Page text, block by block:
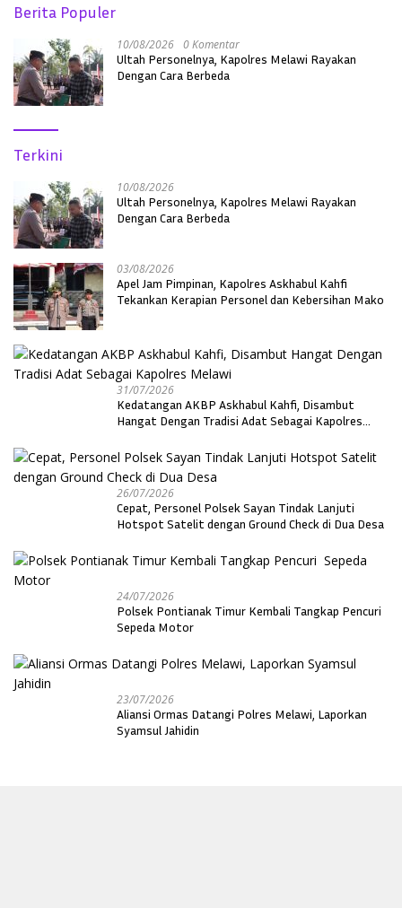
Berita Populer
10/08/2026 0 Komentar
Ultah Personelnya, Kapolres Melawi Rayakan
Dengan Cara Berbeda
Terkini
10/08/2026
Ultah Personelnya, Kapolres Melawi Rayakan
Dengan Cara Berbeda
03/08/2026
Apel Jam Pimpinan, Kapolres Askhabul Kahfi
Tekankan Kerapian Personel dan Kebersihan Mako
31/07/2026
Kedatangan AKBP Askhabul Kahfi, Disambut
Hangat Dengan Tradisi Adat Sebagai Kapolres
26/07/2026
Cepat, Personel Polsek Sayan Tindak Lanjuti
Hotspot Satelit dengan Ground Check di Dua Desa
24/07/2026
Polsek Pontianak Timur Kembali Tangkap Pencuri
Sepeda Motor
23/07/2026
Aliansi Ormas Datangi Polres Melawi, Laporkan
Syamsul Jahidin